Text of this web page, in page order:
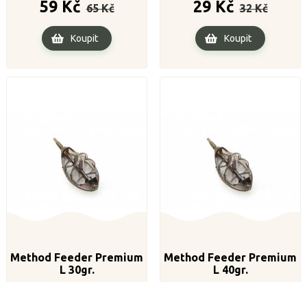
59 Kč cena
65 Kč
Koupit
29 Kč cena
32 Kč
Koupit
Method Feeder Premium
L 30gr.
Method Feeder Premium
L 40gr.